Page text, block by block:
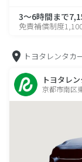
3～6時間まで
免責補償制度
トヨタレンタカ
トヨタレ
京都市南区